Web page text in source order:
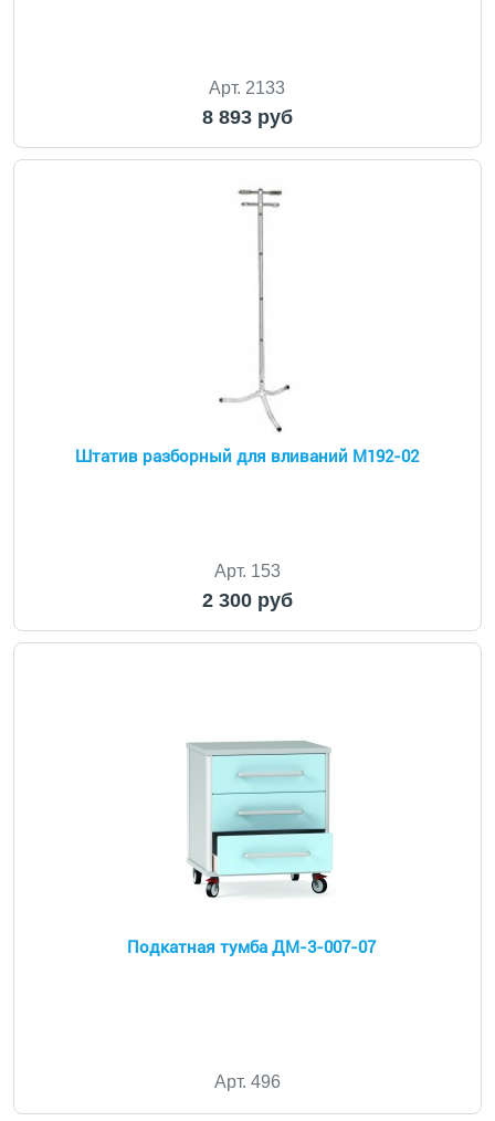
Арт. 2133
8 893 руб
Штатив разборный для вливаний М192-02
Арт. 153
2 300 руб
Подкатная тумба ДМ-3-007-07
Арт. 496